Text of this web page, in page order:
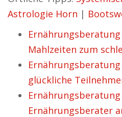
Astrologie Horn |
Mahlzeiten zum
Ernährungsberatung
glückliche
Ernährungsberater